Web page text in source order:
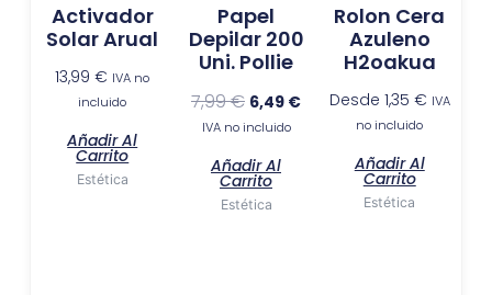
Activador
Solar Arual
13,99€ IVA no
incluido
Añadir Al
Carrito
Estética
Papel
Depilar 200
Uni. Pollie
7,99€ 6,49 €
IVA no incluido
Añadir Al
Carrito
Estética
Rolon Cera
Azuleno
H2oakua
Desde 1,35 € IVA
no incluido
Añadir Al
Carrito
Estética